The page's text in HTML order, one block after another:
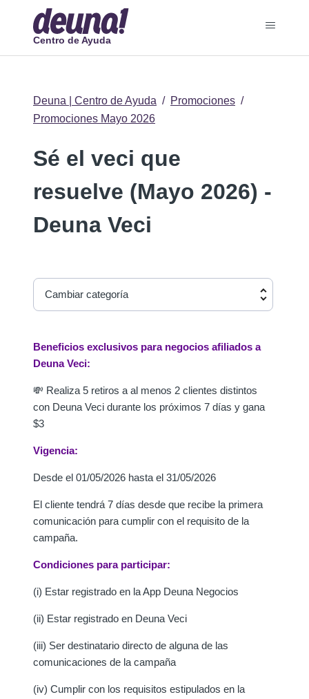
Centro de Ayuda
Deuna | Centro de Ayuda
Promociones
Promociones Mayo 2026
Sé el veci que
resuelve (Mayo 2026) -
Deuna Veci
Cambiar categoría
Beneficios exclusivos para negocios afiliados a
Deuna Veci:
💸 Realiza 5 retiros a al menos 2 clientes distintos
con Deuna Veci durante los próximos 7 días y gana
$3
Vigencia:
Desde el 01/05/2026 hasta el 31/05/2026
El cliente tendrá 7 días desde que recibe la primera
comunicación para cumplir con el requisito de la
campaña.
Condiciones para participar:
(i) Estar registrado en la App Deuna Negocios
(ii) Estar registrado en Deuna Veci
(iii) Ser destinatario directo de alguna de las
comunicaciones de la campaña
(iv) Cumplir con los requisitos estipulados en la